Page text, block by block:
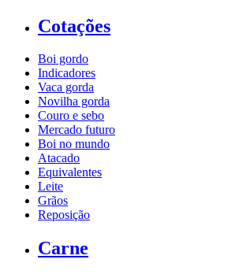
Cotações
Boi gordo
Indicadores
Vaca gorda
Novilha gorda
Couro e sebo
Mercado futuro
Boi no mundo
Atacado
Equivalentes
Leite
Grãos
Reposição
Carne